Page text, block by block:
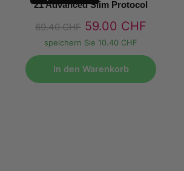
21 Advanced Slim Protocol
69.40CHF 59.00 CHF
speichern Sie 10.40 CHF
In den Warenkorb